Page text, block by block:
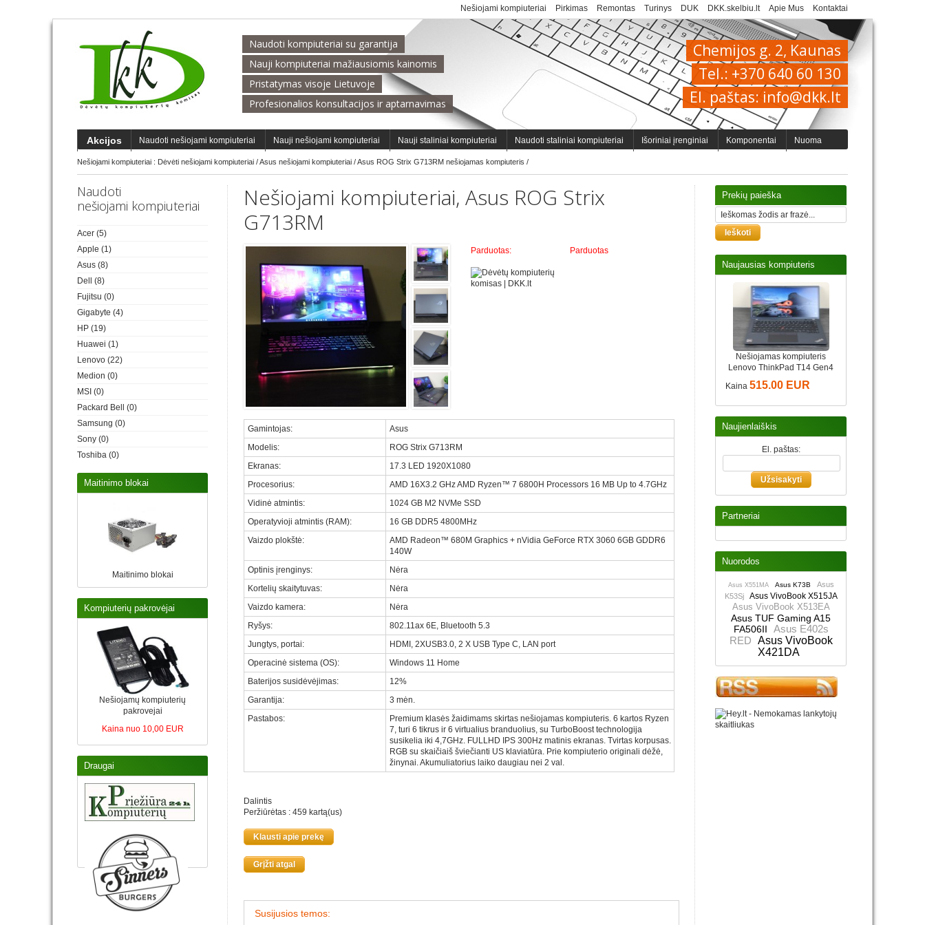
Nešiojami kompiuteriai Pirkimas Remontas Turinys DUK DKK.skelbiu.lt Apie Mus Kontaktai
Naudoti kompiuteriai su garantija
Nauji kompiuteriai mažiausiomis kainomis
Pristatymas visoje Lietuvoje
Profesionalios konsultacijos ir aptarnavimas
Chemijos g. 2, Kaunas
Tel.: +370 640 60 130
El. paštas: info@dkk.lt
Akcijos Naudoti nešiojami kompiuteriai Nauji nešiojami kompiuteriai Nauji staliniai kompiuteriai Naudoti staliniai kompiuteriai Išoriniai įrenginiai Komponentai Nuoma
Nešiojami kompiuteriai : Dėvėti nešiojami kompiuteriai /Asus nešiojami kompiuteriai /Asus ROG Strix G713RM nešiojamas kompiuteris /
Naudoti
nešiojami kompiuteriai
Acer (5)
Apple (1)
Asus (8)
Dell
(8)
Fujitsu (0)
Gigabyte (4)
HP (19)
Huawei (1)
Lenovo (22)
Medion (0)
MSI (0)
Packard Bell
(0)
Samsung (0)
Sony (0)
Toshiba (0)
Maitinimo blokai
Maitinimo blokai
Kompiuterių pakrovėjai
Nešiojamų kompiuterių
pakrovejai
Kaina nuo 10,00 EUR
Draugai
Nešiojami kompiuteriai, Asus ROG Strix
G713RM
Parduotas: Parduotas
Gamintojas:
Asus
Modelis:
ROG Strix G713RM
Ekranas:
17.3 LED 1920X1080
Procesorius:
AMD 16X3.2 GHz AMD Ryzen™ 7 6800H Processors 16 MB Up to 4.7GHz
Vidinė atmintis:
1024 GB M2 NVMe SSD
Operatyvioji atmintis (RAM):
16 GB DDR5 4800MHz
Vaizdo plokštė:
AMD Radeon™ 680M Graphics + nVidia GeForce RTX 3060 6GB GDDR6
140W
Optinis įrenginys:
Nėra
Kortelių skaitytuvas:
Nėra
Vaizdo kamera:
Nėra
Ryšys:
802.11ax 6E, Bluetooth 5.3
Jungtys, portai:
HDMI, 2XUSB3.0, 2 X USB Type C, LAN port
Operacinė sistema (OS):
Windows 11 Home
Baterijos susidėvėjimas:
12%
Garantija:
3 mėn.
Pastabos:
Premium klasės žaidimams skirtas nešiojamas kompiuteris. 6 kartos Ryzen
7, turi 6 tikrus ir 6 virtualius branduolius, su TurboBoost technologija
susikelia iki 4,7GHz. FULLHD IPS 300Hz matinis ekranas. Tvirtas korpusas.
RGB su skaičiaiš šviečianti US klaviatūra. Prie kompiuterio originali dėžė,
žinynai. Akumuliatorius laiko daugiau nei 2 val.
Dalintis
Peržiūrėtas : 459 kartą(us)
Klausti apie prekę
Grįžti atgal
Susijusios temos:
Prekių paieška
Naujausias kompiuteris
Nešiojamas kompiuteris
Lenovo ThinkPad T14 Gen4
Kaina 515.00 EUR
Naujienlaiškis
El. paštas:
Partneriai
Nuorodos
Asus X551MA Asus K73B
Asus
K53Sj
Asus VivoBook X515JA
Asus VivoBook X513EA
Asus TUF Gaming A15
FA506II
Asus E402s
RED Asus VivoBook
X421DA